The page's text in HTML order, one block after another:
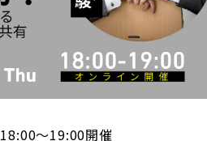
18:00～19:00開催